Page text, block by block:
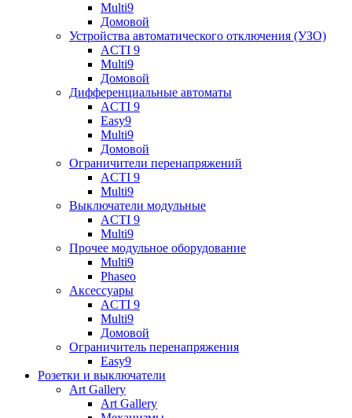
Multi9
Домовой
Устройства автоматического отключения (УЗО)
ACTI 9
Multi9
Домовой
Дифференциальные автоматы
ACTI 9
Easy9
Multi9
Домовой
Ограничители перенапряжений
ACTI 9
Multi9
Выключатели модульные
ACTI 9
Multi9
Прочее модульное оборудование
Multi9
Phaseo
Аксессуары
ACTI 9
Multi9
Домовой
Ограничитель перенапряжения
Easy9
Розетки и выключатели
Art Gallery
Art Gallery